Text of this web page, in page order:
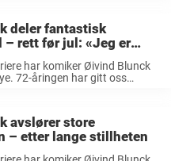
deler fantastisk
– rett før jul: «Jeg er
har komiker Øivind Blunck
72-åringen har gitt oss
avslører store
– etter lange stillheten